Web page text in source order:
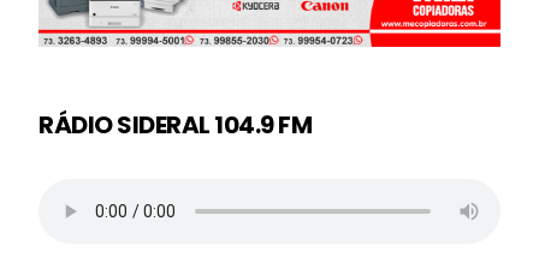
RÁDIO SIDERAL 104.9 FM